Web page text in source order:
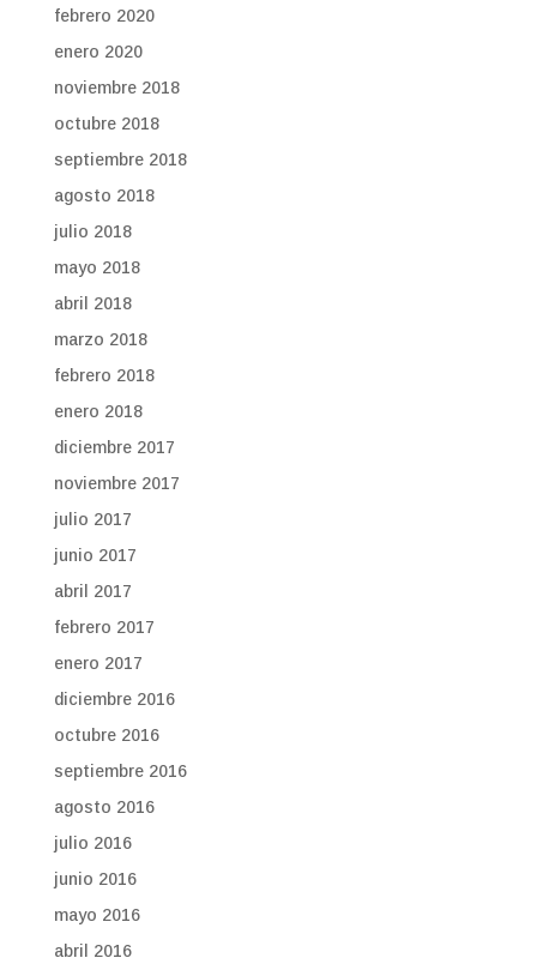
febrero 2020
enero 2020
noviembre 2018
octubre 2018
septiembre 2018
agosto 2018
julio 2018
mayo 2018
abril 2018
marzo 2018
febrero 2018
enero 2018
diciembre 2017
noviembre 2017
julio 2017
junio 2017
abril 2017
febrero 2017
enero 2017
diciembre 2016
octubre 2016
septiembre 2016
agosto 2016
julio 2016
junio 2016
mayo 2016
abril 2016